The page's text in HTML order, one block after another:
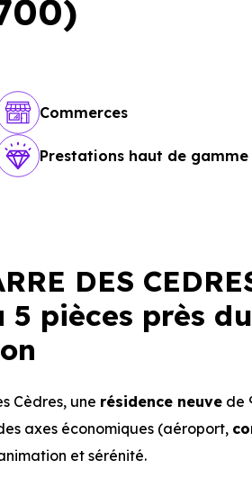
Commerces
Prestations haut de gamme
DES
5 pièces près
Cèdres, une résidence neuve de
axes économiques (aéroport,
et sérénité.